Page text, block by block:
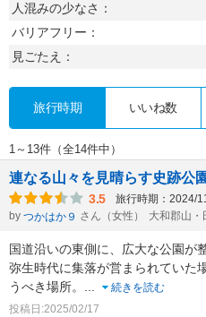
人混みの少なさ：
バリアフリー：
見ごたえ：
旅行時期 いいね数
1～13件（全14件中）
連なる山々を見晴らす史跡公
3.5 旅行時期：2024/
by つかはか９ さん（女性） 大和郡山・
国道沿いの東側に、広大な公園が
弥生時代に集落が営まられていた
うべき場所。
続きを読む
投稿日:2025/02/17